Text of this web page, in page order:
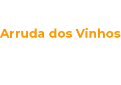
Arruda dos Vinhos